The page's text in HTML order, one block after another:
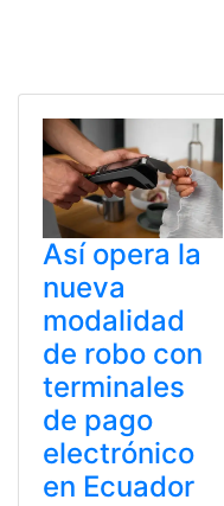
Así opera la
nueva
modalidad
de robo con
terminales
de pago
electrónico
en Ecuador